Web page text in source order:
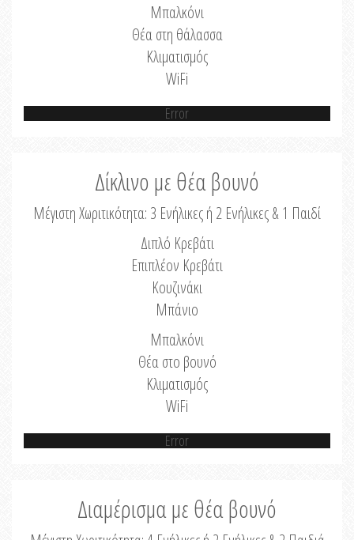
Μπαλκόνι
Θέα στη θάλασσα
Κλιματισμός
WiFi
Error
Δίκλινο με θέα βουνό
Μέγιστη Χωριτικότητα: 3 Ενήλικες ή 2 Ενήλικες & 1 Παιδί
Διπλό Κρεβάτι
Επιπλέον Κρεβάτι
Κουζινάκι
Μπάνιο
Μπαλκόνι
Θέα στο βουνό
Κλιματισμός
WiFi
Error
Διαμέρισμα με θέα βουνό